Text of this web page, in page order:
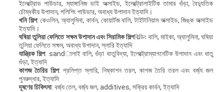
ইলেক্ট্রোড পাউডার, ম্যাঙ্গানিজ ডাই অক্সাইড, ইলেক্ট্রোলাইটিক তামার গুঁড়া, বৈদ্যুতিক
চৌম্বকীয় উপাদান, পলিশিং পাউডার, অবাধ্য উপাদান ইত্যাদি।
খনি শিল্প: কেওলিন, অ্যালুমিনা, কার্বন, কোয়ার্টজ বালি, টাইটানিয়াম অক্সাইড, জিঙ্ক অক্সাইড
ইত্যাদি।
ঘষিয়া তুলিয়া ফেলিতে সক্ষম উপাদান এবং সিরামিক শিল্পবিল্ডিং বালি, মাইকা, অ্যালুমিনা, ঘষিয়া
তুলিয়া ফেলিতে সক্ষম, অবাধ্য উপাদান, স্লারি ইত্যাদি
যান্ত্রিক শিল্প: sandালাই বালি, গুঁড়া ধাতুবিদ্যা, ইলেক্ট্রোম্যাগনেটিক উপাদান এবং ধাতু
গুঁড়া, ইত্যাদি
কাগজ তৈরির শিল্প: প্রলিপ্ত স্লারি, নিষ্কাশন তরল, কাগজ তৈরি তরল এবং বর্জ্য জল
পুনরুদ্ধার, ইত্যাদি
দূষণের চিকিৎসা: বর্জ্য তেল, বর্জ্য জল, additives, সক্রিয় কার্বন, ইত্যাদি